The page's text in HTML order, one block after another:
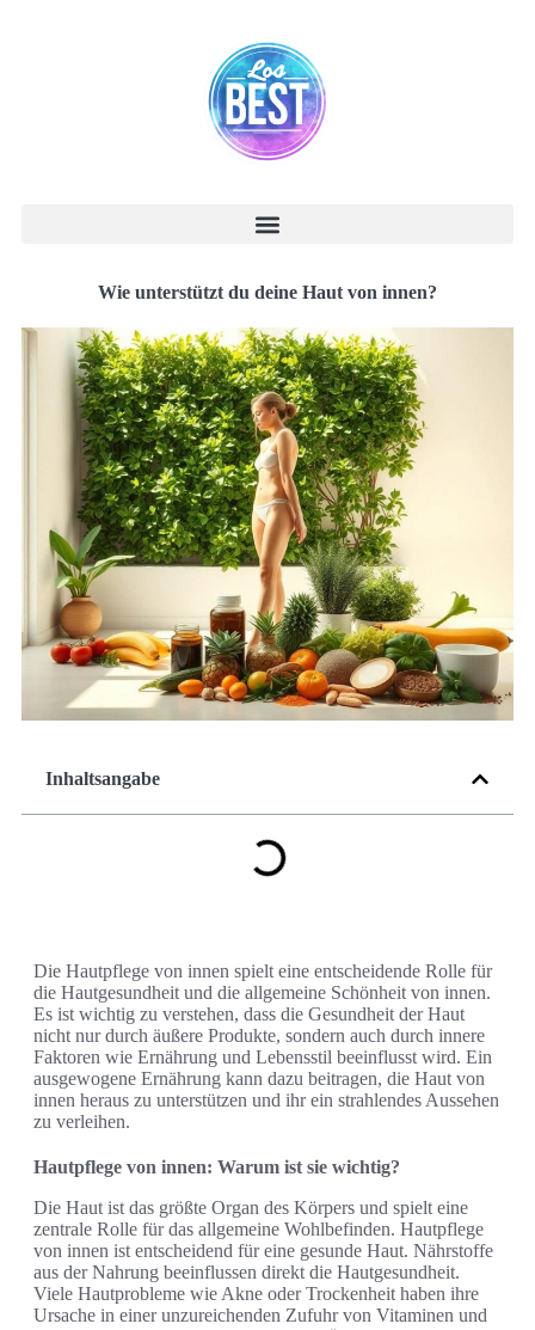
Wie unterstützt du deine Haut von innen?
Inhaltsangabe
Die Hautpflege von innen spielt eine entscheidende Rolle für
die Hautgesundheit und die allgemeine Schönheit von innen.
Es ist wichtig zu verstehen, dass die Gesundheit der Haut
nicht nur durch äußere Produkte, sondern auch durch innere
Faktoren wie Ernährung und Lebensstil beeinflusst wird. Ein
ausgewogene Ernährung kann dazu beitragen, die Haut von
innen heraus zu unterstützen und ihr ein strahlendes Aussehen
zu verleihen.
Hautpflege von innen: Warum ist sie wichtig?
Die Haut ist das größte Organ des Körpers und spielt eine
zentrale Rolle für das allgemeine Wohlbefinden. Hautpflege
von innen ist entscheidend für eine gesunde Haut. Nährstoffe
aus der Nahrung beeinflussen direkt die Hautgesundheit.
Viele Hautprobleme wie Akne oder Trockenheit haben ihre
Ursache in einer unzureichenden Zufuhr von Vitaminen und